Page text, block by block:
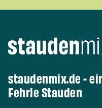
staudenmix.de -
Fehrle Stauden